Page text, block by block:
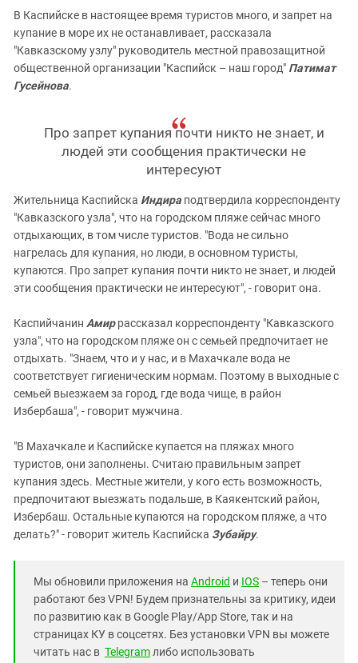
В Каспийске в настоящее время туристов много, и запрет на
купание в море их не останавливает, рассказала
"Кавказскому узлу" руководитель местной правозащитной
общественной организации "Каспийск – наш город" Патимат
Гусейнова.
Про запрет купания почти никто не знает, и
людей эти сообщения практически не
интересуют
Жительница Каспийска Индира подтвердила корреспонденту
"Кавказского узла", что на городском пляже сейчас много
отдыхающих, в том числе туристов. "Вода не сильно
нагрелась для купания, но люди, в основном туристы,
купаются. Про запрет купания почти никто не знает, и людей
эти сообщения практически не интересуют", - говорит она.
Каспийчанин Амиррассказал корреспонденту "Кавказского
узла", что на городском пляже он с семьей предпочитает не
отдыхать. "Знаем, что и у нас, и в Махачкале вода не
соответствует гигиеническим нормам. Поэтому в выходные с
семьей выезжаем за город, где вода чище, в район
Избербаша", - говорит мужчина.
"В Махачкале и Каспийске купается на пляжах много
туристов, они заполнены. Считаю правильным запрет
купания здесь. Местные жители, у кого есть возможность,
предпочитают выезжать подальше, в Каякентский район,
Избербаш. Остальные купаются на городском пляже, а что
делать?" - говорит житель Каспийска Зубайру.
Мы обновили приложения на Android и IOS – теперь они
работают без VPN! Будем признательны за критику, идеи
по развитию как в Google Play/App Store, так и на
страницах КУ в соцсетях. Без установки VPN вы можете
читать нас в Telegram либо использовать